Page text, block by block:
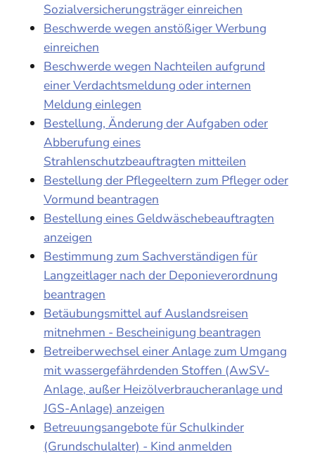
Sozialversicherungsträger einreichen
Beschwerde wegen anstößiger Werbung
einreichen
Beschwerde wegen Nachteilen aufgrund
einer Verdachtsmeldung oder internen
Meldung einlegen
Bestellung, Änderung der Aufgaben oder
Abberufung eines
Strahlenschutzbeauftragten mitteilen
Bestellung der Pflegeeltern zum Pfleger oder
Vormund beantragen
Bestellung eines Geldwäschebeauftragten
anzeigen
Bestimmung zum Sachverständigen für
Langzeitlager nach der Deponieverordnung
beantragen
Betäubungsmittel auf Auslandsreisen
mitnehmen - Bescheinigung beantragen
Betreiberwechsel einer Anlage zum Umgang
mit wassergefährdenden Stoffen (AwSV-
Anlage, außer Heizölverbraucheranlage und
JGS-Anlage) anzeigen
Betreuungsangebote für Schulkinder
(Grundschulalter) - Kind anmelden